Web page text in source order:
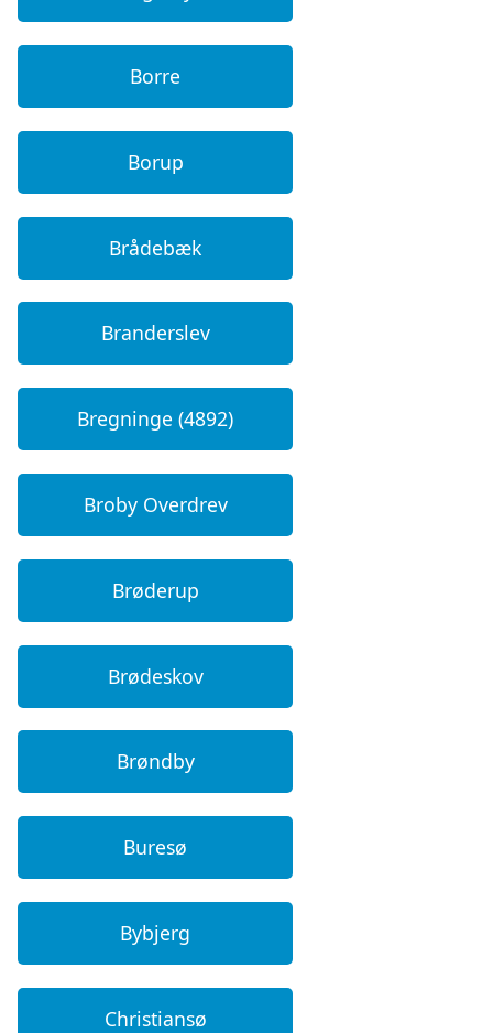
Borre
Borup
Brådebæk
Branderslev
Bregninge (4892)
Broby Overdrev
Brøderup
Brødeskov
Brøndby
Buresø
Bybjerg
Christiansø